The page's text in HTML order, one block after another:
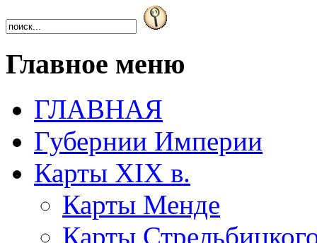
Главное меню
ГЛАВНАЯ
Губернии Империи
Карты XIX в.
Карты Менде
Карты